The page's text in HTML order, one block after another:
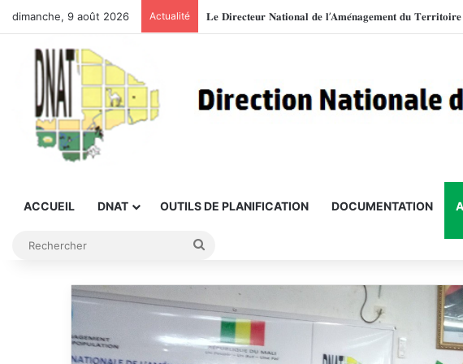
dimanche, 9 août 2026 Actualité
ACCUEIL DNAT OUTILS DE PLANIFICATION DOCUMENTATION